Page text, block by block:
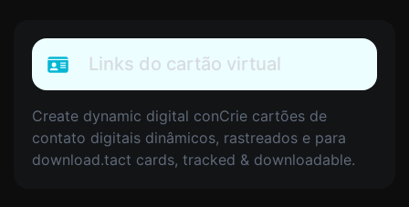
Links do cartão virtual
Create dynamic digital conCrie cartões de
contato digitais dinâmicos, rastreados e para
download.tact cards, tracked & downloadable.